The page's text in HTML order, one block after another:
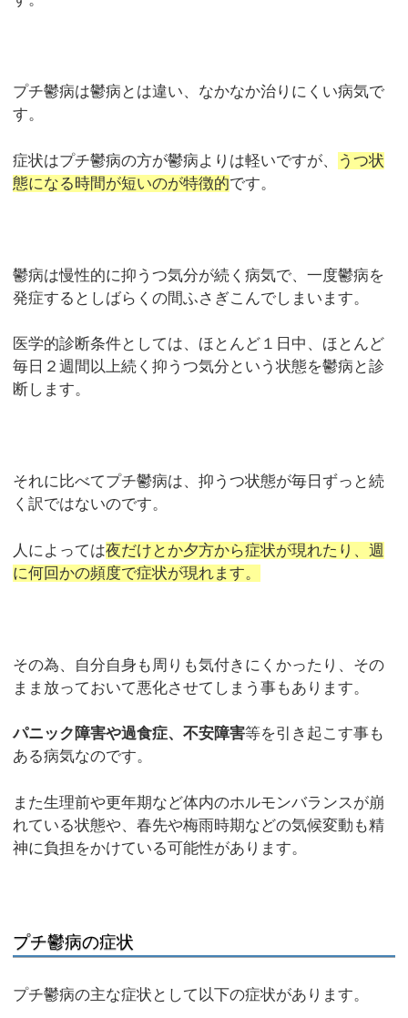
プチ鬱病は鬱病とは違い、なかなか治りにくい病気で
す。
症状はプチ鬱病の方が鬱病よりは軽いですが、
うつ状
態になる時間が短いのが特徴的です。
鬱病は慢性的に抑うつ気分が続く病気で、一度鬱病を
発症するとしばらくの間ふさぎこんでしまいます。
医学的診断条件としては、ほとんど１日中、ほとんど
毎日２週間以上続く抑うつ気分という状態を鬱病と診
断します。
それに比べてプチ鬱病は、抑うつ状態が毎日ずっと続
く訳ではないのです。
人によっては夜だけとか夕方から症状が現れたり、週
に何回かの頻度で症状が現れます。
その為、自分自身も周りも気付きにくかったり、その
まま放っておいて悪化させてしまう事もあります。
パニック障害や過食症、不安障害等を引き起こす事も
ある病気なのです。
また生理前や更年期など体内のホルモンバランスが崩
れている状態や、春先や梅雨時期などの気候変動も精
神に負担をかけている可能性があります。
プチ鬱病の症状
プチ鬱病の主な症状として以下の症状があります。